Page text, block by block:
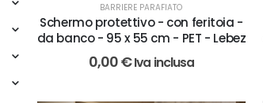
BARRIERE PARAFIATO
Schermo protettivo - con feritoia -
da banco - 95 x 55 cm - PET - Lebez
0,00€Iva inclusa